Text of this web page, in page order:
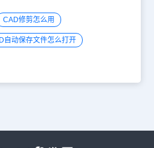
CAD修剪怎么用
自动保存文件怎么打开